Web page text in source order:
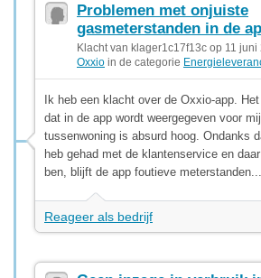
Problemen met onjuiste
gasmeterstanden in de
Klacht van klager1c17f13c op 11 juni
Oxxio in de categorie
Ik heb een klacht over de Oxxio-app.
dat in de app wordt weergegeven voor
tussenwoning is absurd hoog. Ondanks
heb gehad met de klantenservice en
ben, blijft de app foutieve meterstanden...
Reageer als bedrijf